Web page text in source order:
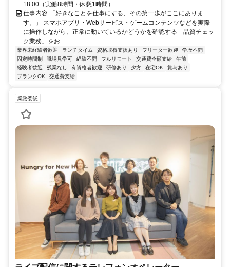
18:00（実働8時間・休憩1時間）
仕事内容 「好きなことを仕事にする、その第一歩がここにありま
す。」 スマホアプリ・Webサービス・ゲームコンテンツなどを実際
に操作しながら、正常に動いているかどうかを確認する「品質チェッ
ク業務」をお...
業界未経験者歓迎 ランチタイム 資格取得支援あり フリーター歓迎
学歴不問
固定時間制
職場見学可 経験不問 フルリモート 交通費全額支給
午前
経験者歓迎
残業なし 有資格者歓迎 研修あり 夕方 在宅OK
賞与あり
ブランクOK
交通費支給
業務委託